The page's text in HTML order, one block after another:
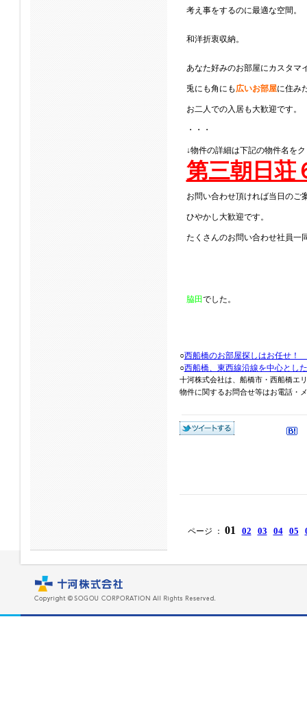
考え事をするのに最適な空間。
和洋折衷収納。
あなた好みのお部屋にカスタマ
兎にも角にも 広いお部屋に住み
お二人での入居も大歓迎です。
・・・
↓物件の詳細は下記の物件名を
第三朝日荘
お問い合わせ頂ければ当日のご
ひやかし大歓迎です。
たくさんのお問い合わせ社員一
脇田でした。
○西船橋のお部屋探しはお任せ！
○西船橋、東西線沿線を中心とし
十河株式会社は、船橋市・西船橋エ
物件に関するお問合せ等はお電話・
ページ ： 01 02 03 04 05